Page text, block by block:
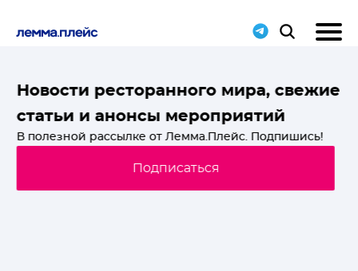
Новости ресторанного мира, свежие
статьи и анонсы мероприятий
В полезной рассылке от Лемма.Плейс. Подпишись!
Подписаться